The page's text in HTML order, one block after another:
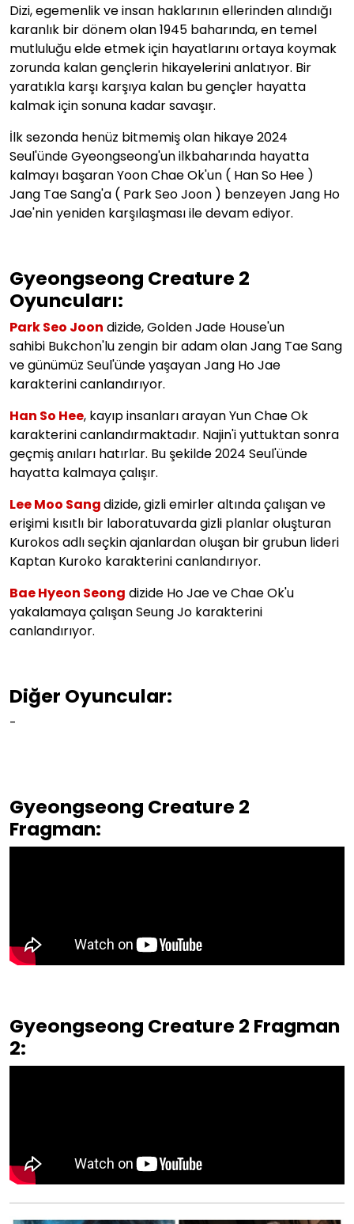
Dizi, egemenlik ve insan haklarının ellerinden alındığı
karanlık bir dönem olan 1945 baharında, en temel
mutluluğu elde etmek için hayatlarını ortaya koymak
zorunda kalan gençlerin hikayelerini anlatıyor. Bir
yaratıkla karşı karşıya kalan bu gençler hayatta
kalmak için sonuna kadar savaşır.
İlk sezonda henüz bitmemiş olan hikaye 2024
Seul'ünde Gyeongseong'un ilkbaharında hayatta
kalmayı başaran Yoon Chae Ok'un ( Han So Hee )
Jang Tae Sang'a ( Park Seo Joon ) benzeyen Jang Ho
Jae'nin yeniden karşılaşması ile devam ediyor.
Gyeongseong Creature 2
Oyuncuları:
Park Seo Joon dizide, Golden Jade House'un
sahibi Bukchon'lu zengin bir adam olan Jang Tae Sang
ve günümüz Seul'ünde yaşayan Jang Ho Jae
karakterini canlandırıyor.
Han So Hee, kayıp insanları arayan Yun Chae Ok
karakterini canlandırmaktadır. Najin'i yuttuktan sonra
geçmiş anıları hatırlar. Bu şekilde 2024 Seul'ünde
hayatta kalmaya çalışır.
Lee Moo Sangdizide, gizli emirler altında çalışan ve
erişimi kısıtlı bir laboratuvarda gizli planlar oluşturan
Kurokos adlı seçkin ajanlardan oluşan bir grubun lideri
Kaptan Kuroko karakterini canlandırıyor.
Bae Hyeon Seong dizide Ho Jae ve Chae Ok'u
yakalamaya çalışan Seung Jo karakterini
canlandırıyor.
Diğer Oyuncular:
-
Gyeongseong Creature 2
Fragman:
Gyeongseong Creature 2 Fragman
2: